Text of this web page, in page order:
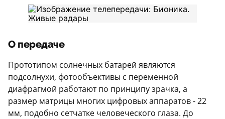
О передаче
Прототипом солнечных батарей являются
подсолнухи, фотообъективы с переменной
диафрагмой работают по принципу зрачка, а
размер матрицы многих цифровых аппаратов - 22
мм, подобно сетчатке человеческого глаза. До